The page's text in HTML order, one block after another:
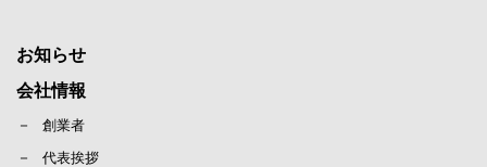
お知らせ
会社情報
創業者
代表挨拶